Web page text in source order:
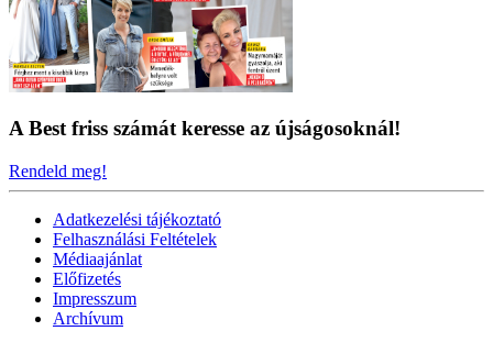
A Best friss számát keresse az újságosoknál!
Rendeld meg!
Adatkezelési tájékoztató
Felhasználási Feltételek
Médiaajánlat
Előfizetés
Impresszum
Archívum